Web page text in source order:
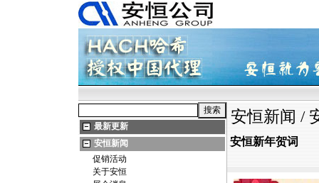
最新更新
安恒新闻
促销活动
关于安恒
安恒新闻 /
安恒新年贺词